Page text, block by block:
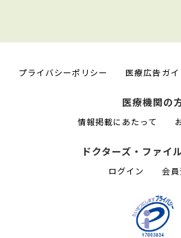
プライバシーポリシー 医療広告ガ
医療機関の
情報掲載にあたって
ドクターズ・ファイ
ログイン 会